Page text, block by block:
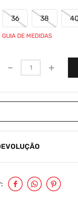
36 38 40
GUIA DE MEDIDAS
＋
－